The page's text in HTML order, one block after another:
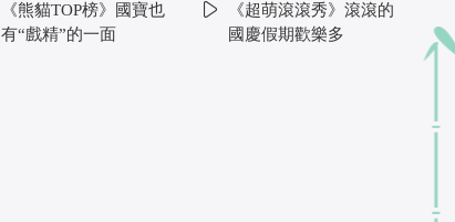
《熊貓TOP榜》國寶也
有“戲精”的一面
《超萌滾滾秀》滾滾的
國慶假期歡樂多